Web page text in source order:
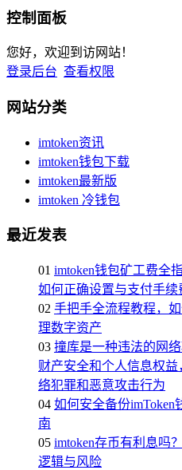
控制面板
您好，欢迎到访网站！
登录后台 查看权限
网站分类
imtoken资讯
imtoken钱包下载
imtoken最新版
imtoken 冷钱包
最近发表
01 imtoken钱包矿工费全
如何正确设置与支付手续
02 手把手全流程教程，
理数字资产
03 撞库是一种违法的网
财产安全和个人信息权
络犯罪和恶意攻击行为
04 如何安全备份
南
05 imtoken存币有利息吗
逻辑与风险